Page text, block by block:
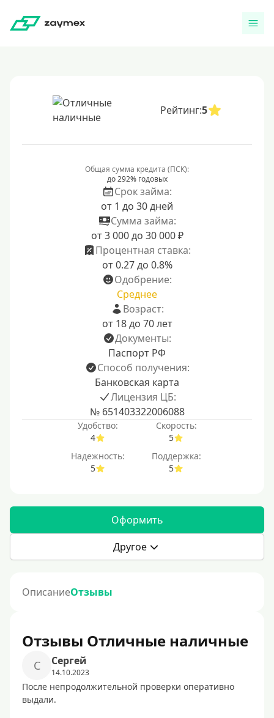
Рейтинг:5
Общая сумма кредита (ПСК):
до 292% годовых
Срок займа:
от 1 до 30 дней
Сумма займа:
от 3 000 до 30 000 ₽
Процентная ставка:
от 0.27 до 0.8%
Одобрение:
Среднее
Возраст:
от 18 до 70 лет
Документы:
Паспорт РФ
Способ получения:
Банковская карта
Лицензия ЦБ:
№ 651403322006088
Удобство:
4
Скорость:
5
Надежность:
5
Поддержка:
5
Оформить
Другое
ОписаниеОтзывы
Отзывы Отличные наличные
С Сергей
14.10.2023
После непродолжительной проверки оперативно
выдали.